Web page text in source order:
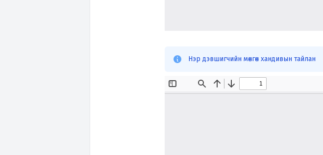
Нэр дэвшигчийн мөнгөн хандивын тайлан